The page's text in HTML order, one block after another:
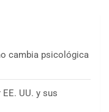
cambia psicológica
UU. y sus